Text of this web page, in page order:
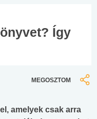
Így
MEGOSZTOM
amelyek csak arra